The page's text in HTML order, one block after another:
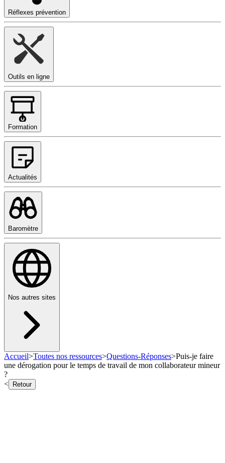
Réflexes prévention
Outils en ligne
Formation
Actualités
Baromètre
Nos autres sites
Accueil>Toutes nos ressources>Questions-Réponses>Puis-je faire
une dérogation pour le temps de travail de mon collaborateur mineur
?
<
Retour